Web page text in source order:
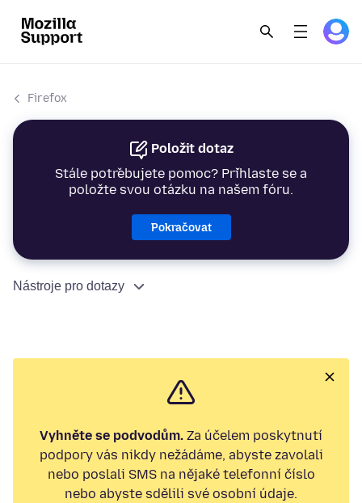
Firefox
Položit dotaz
Stále potřebujete pomoc? Přihlaste se a
položte svou otázku na našem fóru.
Pokračovat
Nástroje pro dotazy
Vyhněte se podvodům. Za účelem poskytnutí
podpory vás nikdy nežádáme, abyste zavolali
nebo poslali SMS na nějaké telefonní číslo
nebo abyste sdělili své osobní údaje.